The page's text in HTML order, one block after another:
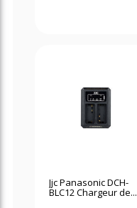
Jjc Panasonic DCH-
BLC12 Chargeur de...